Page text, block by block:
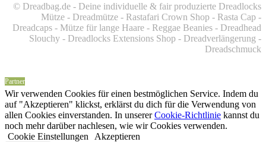
© Dreadbag.de - Deine individuelle & fair produzierte Dreadlocks
Mütze - Dreadmütze - Rastafari Crown Shop - Rasta Cap -
Dreadcaps - Mütze für lange Haare - Reggae Beanies - Dreadhead
Slouchy - Dreadlocks Extensions Shop - Dreadverlängerung -
Dreadschmuck
Partner
Wir verwenden Cookies für einen bestmöglichen Service. Indem du
auf "Akzeptieren" klickst, erklärst du dich für die Verwendung von
allen Cookies einverstanden. In unsererCookie-Richtlinie kannst du
noch mehr darüber nachlesen, wie wir Cookies verwenden.
Cookie Einstellungen
Akzeptieren